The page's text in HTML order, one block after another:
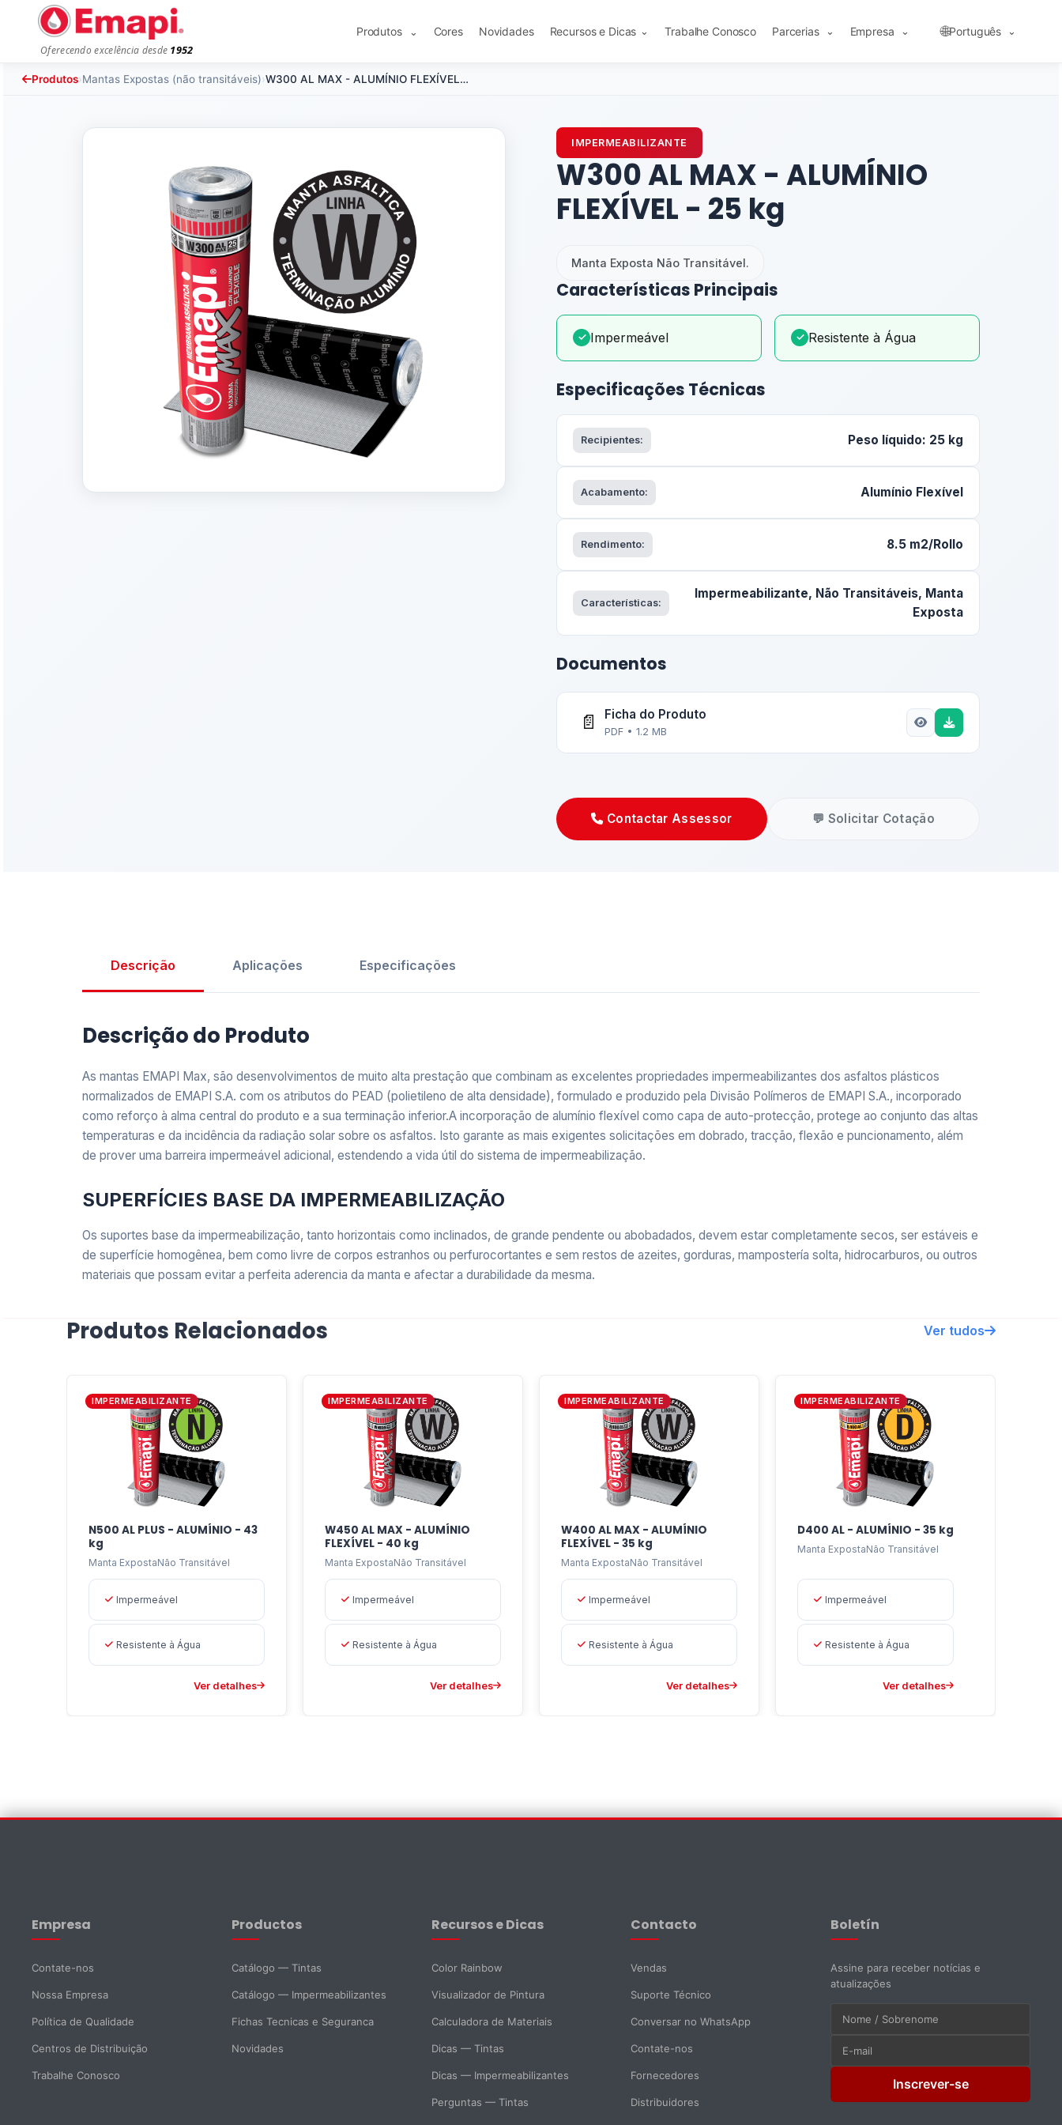
Oferecendo excelência desde 1952
Produtos ⌄ Cores Novidades Recursos e Dicas ⌄ Trabalhe Conosco Parcerias ⌄ Empresa ⌄ 🌐Português ⌄
Produtos›Mantas Expostas (não transitáveis)› W300 AL MAX - ALUMÍNIO FLEXÍVEL - 25 kg
IMPERMEABILIZANTE
W300 AL MAX - ALUMÍNIO
FLEXÍVEL - 25 kg
Manta Exposta Não Transitável.
Características Principais
✓ Impermeável ✓ Resistente à Água
Especificações Técnicas
Recipientes: Peso líquido: 25 kg
Acabamento: Alumínio Flexível
Rendimento: 8.5 m2/Rollo
Características:
Impermeabilizante, Não Transitáveis, Manta
Exposta
Documentos
📄 Ficha do Produto
PDF • 1.2 MB
Contactar Assessor 💬 Solicitar Cotação
Descrição Aplicações Especificações
Descrição do Produto
As mantas EMAPI Max, são desenvolvimentos de muito alta prestação que combinam as excelentes propriedades impermeabilizantes dos asfaltos plásticos
normalizados de EMAPI S.A. com os atributos do PEAD (polietileno de alta densidade), formulado e produzido pela Divisão Polímeros de EMAPI S.A., incorporado
como reforço à alma central do produto e a sua terminação inferior.A incorporação de alumínio flexível como capa de auto-protecção, protege ao conjunto das altas
temperaturas e da incidência da radiação solar sobre os asfaltos. Isto garante as mais exigentes solicitações em dobrado, tracção, flexão e puncionamento, além
de prover uma barreira impermeável adicional, estendendo a vida útil do sistema de impermeabilização.
SUPERFÍCIES BASE DA IMPERMEABILIZAÇÃO
Os suportes base da impermeabilização, tanto horizontais como inclinados, de grande pendente ou abobadados, devem estar completamente secos, ser estáveis e
de superfície homogênea, bem como livre de corpos estranhos ou perfurocortantes e sem restos de azeites, gorduras, mampostería solta, hidrocarburos, ou outros
materiais que possam evitar a perfeita aderencia da manta e afectar a durabilidade da mesma.
ALUMÍNIO FLEXÍVEL
O produto que você está a avaliar está especialmente recomendado para ser aplicado sobre tetos planos ou abobadados, e terraços não
transitáveis, em qualquer tipo de pendente, sejam de lousa de betão, chapas metálicas, fibrocimento, etc.
Produtos Relacionados Ver tudos
IMPERMEABILIZANTE
N500 AL PLUS - ALUMÍNIO - 43
kg
Manta ExpostaNão Transitável
Impermeável
Resistente à Água
Ver detalhes
IMPERMEABILIZANTE
W450 AL MAX - ALUMÍNIO
FLEXÍVEL - 40 kg
Manta ExpostaNão Transitável
Impermeável
Resistente à Água
Ver detalhes
IMPERMEABILIZANTE
W400 AL MAX - ALUMÍNIO
FLEXÍVEL - 35 kg
Manta ExpostaNão Transitável
Impermeável
Resistente à Água
Ver detalhes
IMPERMEABILIZANTE
D400 AL - ALUMÍNIO - 35 kg
Manta ExpostaNão Transitável
Impermeável
Resistente à Água
Ver detalhes
E-mail * Telefone
DNI * País *
Empresa
Contate-nos
Nossa Empresa
Política de Qualidade
Centros de Distribuição
Trabalhe Conosco
Productos
Catálogo — Tintas
Catálogo — Impermeabilizantes
Fichas Tecnicas e Seguranca
Novidades
Recursos e Dicas
Color Rainbow
Visualizador de Pintura
Calculadora de Materiais
Dicas — Tintas
Dicas — Impermeabilizantes
Perguntas — Tintas
Contacto
Vendas
Suporte Técnico
Conversar no WhatsApp
Contate-nos
Fornecedores
Distribuidores
Boletín
Assine para receber notícias e
atualizações
Inscrever-se